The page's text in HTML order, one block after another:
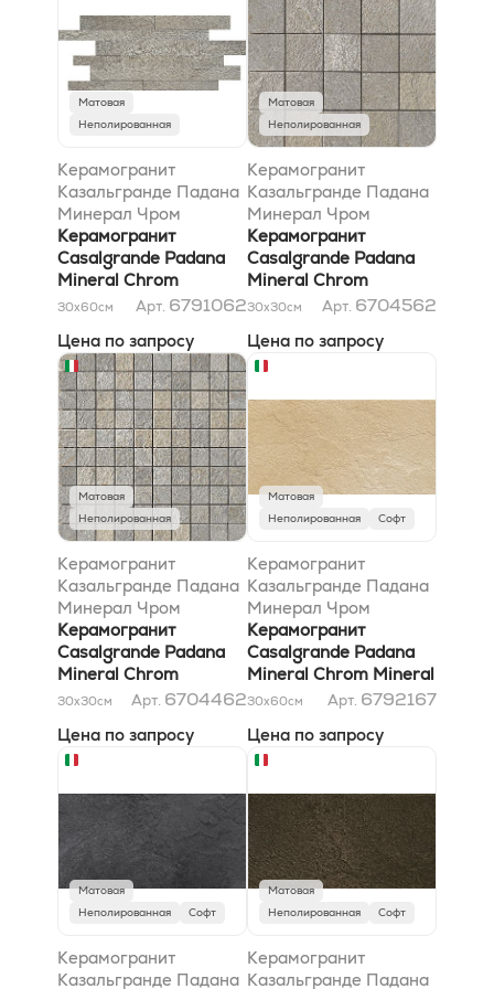
Матовая
Неполированная
Керамогранит
Казальгранде Падана
Минерал Чром
Компосизионе
Минерал Грей A Софт
30x60
Керамогранит
Casalgrande Padana
Mineral Chrom
Composizione Mineral
30x60см Арт. 6791062
Цена по запросу
Матовая
Неполированная
Керамогранит
Казальгранде Падана
Минерал Чром
Мозаико Минерал
Грей 30x30
Керамогранит
Casalgrande Padana
Mineral Chrom
Mosaico Mineral Grey
30x30см Арт. 6704562
Цена по запросу
Матовая
Неполированная
Керамогранит
Казальгранде Падана
Минерал Чром
Мозаико Минерал
Грей 30x30
Керамогранит
Casalgrande Padana
Mineral Chrom
Mosaico Mineral Grey
30x30см Арт. 6704462
Цена по запросу
Матовая
Неполированная
Софт
Керамогранит
Казальгранде Падана
Минерал Чром
Минерал Голд Софт
30x60
Керамогранит
Casalgrande Padana
Mineral Chrom Mineral
Gold Soft 30x60
30x60см Арт. 6792167
Цена по запросу
Матовая
Неполированная
Софт
Керамогранит
Казальгранде Падана
Матовая
Неполированная
Софт
Керамогранит
Казальгранде Падана